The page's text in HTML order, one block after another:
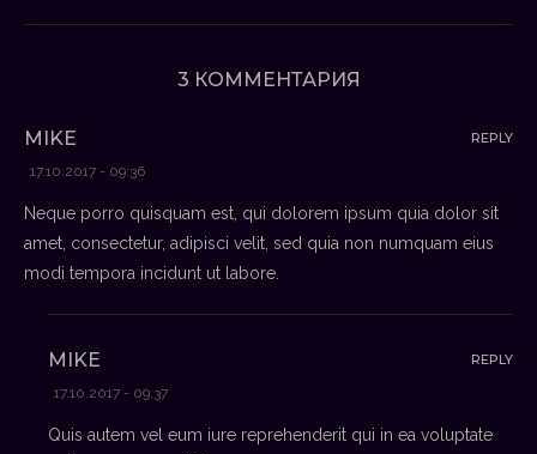
3 КОММЕНТАРИЯ
MIKE
17.10.2017 - 09:36
Neque porro quisquam est, qui dolorem ipsum quia dolor sit
amet, consectetur, adipisci velit, sed quia non numquam eius
modi tempora incidunt ut labore.
REPLY
MIKE
17.10.2017 - 09:37
Quis autem vel eum iure reprehenderit qui in ea voluptate
REPLY